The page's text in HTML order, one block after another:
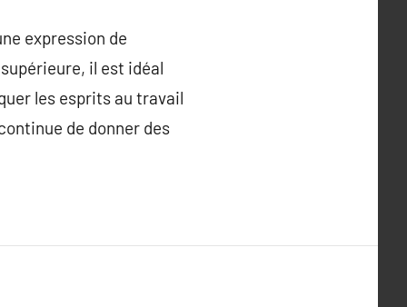
expression de
il est idéal
les esprits au travail
de donner des